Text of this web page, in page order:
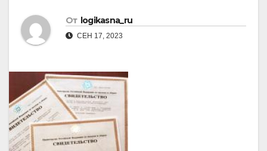
От logikasna_ru
СЕН 17, 2023